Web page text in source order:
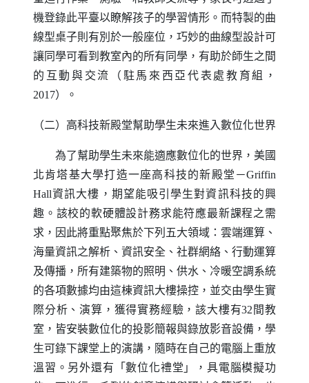
機登錄此平臺以瞭解孩子的學習情形。而特製的曲
線型桌子則有別於一般座位，巧妙的曲線型設計可
讓同學可看到教室內的所有同學，有助於師生之間
的互動與交流（駐馬來西亞代表處教育組，
2017）。
（二）高科技新殿堂幫助學生未來進入數位化世界
為了幫助學生未來能適應數位化的世界，美國
北肯塔基大學打造一座高科技的新殿堂－Griffin
Hall資訊大樓，期望能吸引學生對資訊科技的興
趣。該校的軟硬體設計務求能符應最新課程之需
求，因此將重點聚焦於下列五大領域：雲端運算、
海量資訊之解析、資訊安全、社群網絡、行動運算
及傳播，所有建築物的照明、供水、冷暖空調系統
的各項數據均由這棟資訊大樓操控，並交由學生實
際分析、演算，獲得實務經驗，該大樓有32 間教
室，皆安裝數位化的投影簡報與錄放影音設備，學
生可錄下課堂上的演講，隨時在自己的電腦上重放
溫習。另外還有「數位化禮堂」，具電腦模擬功